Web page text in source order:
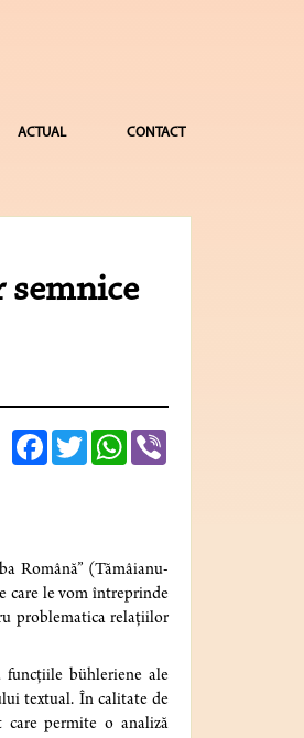
ACTUAL CONTACT
FacebookTwitterWhatsApp
Română” (Tămâianu-
care le vom întreprinde
problematica relațiilor
funcțiile bühleriene ale
textual. În calitate de
care permite o analiză